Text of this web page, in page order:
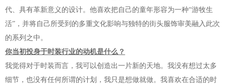
代、具有革新意义的设计。他喜欢把自己的童年形容为一种“游牧生
活”，并将自己所受到的多重文化影响与独特的街头服饰审美融入此次
的系列之中。
你当初投身于时装行业的动机是什么？
我觉得对于时装而言，我可以创造出一片新的天地。我没有想过太多
细节，也没有任何所谓的计划，我只是想做就做。我喜欢在合适的时